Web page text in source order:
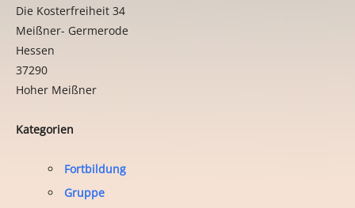
Die Kosterfreiheit 34
Meißner- Germerode
Hessen
37290
Hoher Meißner
Kategorien
Fortbildung
Gruppe